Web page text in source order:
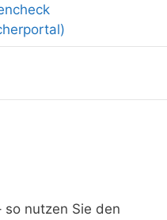
nutzen Sie den